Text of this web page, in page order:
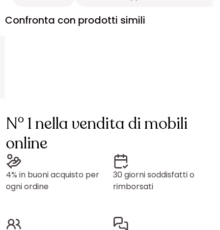
Confronta con prodotti simili
N° 1 nella vendita di mobili
online
4% in buoni acquisto per
ogni ordine
30 giorni soddisfatti o
rimborsati